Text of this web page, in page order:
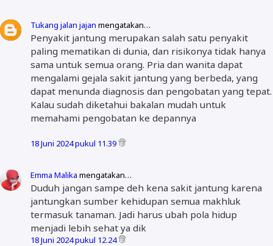
Tukang jalan jajan mengatakan…
Penyakit jantung merupakan salah satu penyakit
paling mematikan di dunia, dan risikonya tidak hanya
sama untuk semua orang. Pria dan wanita dapat
mengalami gejala sakit jantung yang berbeda, yang
dapat menunda diagnosis dan pengobatan yang tepat.
Kalau sudah diketahui bakalan mudah untuk
memahami pengobatan ke depannya
18 Juni 2024 pukul 11.39
Emma Malika mengatakan…
Duduh jangan sampe deh kena sakit jantung karena
jantungkan sumber kehidupan semua makhluk
termasuk tanaman. Jadi harus ubah pola hidup
menjadi lebih sehat ya dik
18 Juni 2024 pukul 12.24